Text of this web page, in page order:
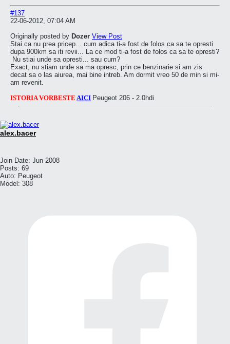
#137
22-06-2012, 07:04 AM
Originally posted by Dozer View Post
Stai ca nu prea pricep... cum adica ti-a fost de folos ca sa te opresti
dupa 900km sa iti revii... La ce mod ti-a fost de folos ca sa te opresti?
Nu stiai unde sa opresti... sau cum?
Exact, nu stiam unde sa ma opresc, prin ce benzinarie si am zis
decat sa o las aiurea, mai bine intreb. Am dormit vreo 50 de min si mi-
am revenit.
ISTORIA VORBESTE AICI Peugeot 206 - 2.0hdi
alex.bacer
Join Date: Jun 2008
Posts: 69
Auto: Peugeot
Model: 308